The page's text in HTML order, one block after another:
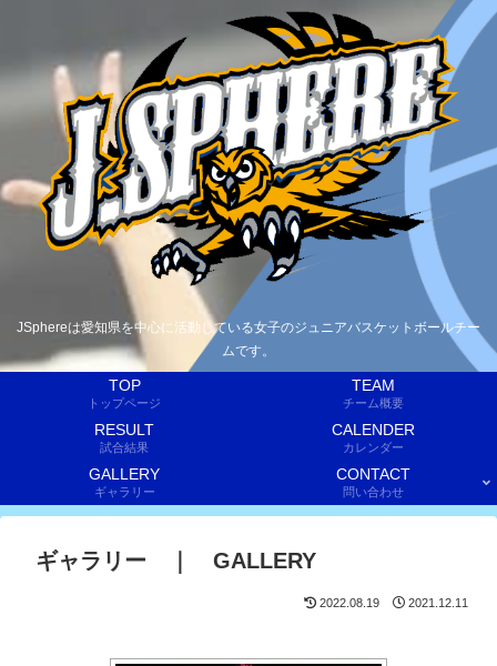
JSphereは愛知県を中心に活動している女子のジュニアバスケットボールチー
ムです。
TOP
トップページ
TEAM
チーム概要
RESULT
試合結果
CALENDER
カレンダー
GALLERY
ギャラリー
CONTACT
問い合わせ
ギャラリー ｜ GALLERY
2022.08.19 2021.12.11